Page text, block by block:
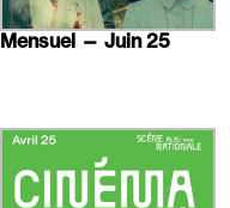
Mensuel — Juin 25
En
plus